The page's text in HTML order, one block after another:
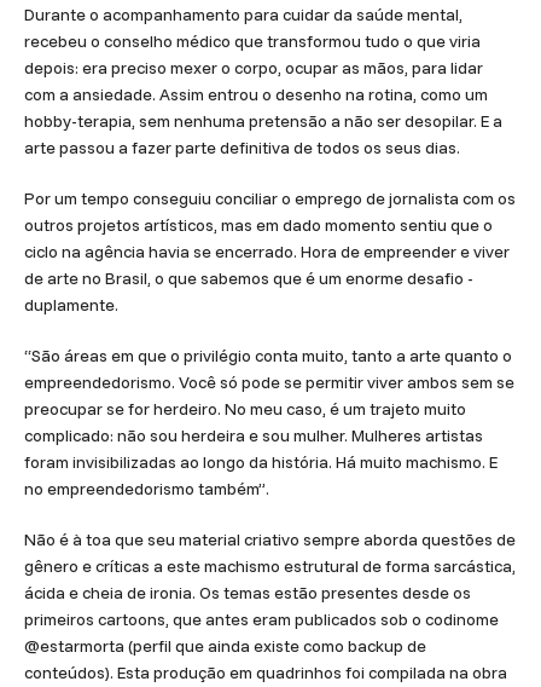
Durante o acompanhamento para cuidar da saúde mental,
recebeu o conselho médico que transformou tudo o que viria
depois: era preciso mexer o corpo, ocupar as mãos, para lidar
com a ansiedade. Assim entrou o desenho na rotina, como um
hobby-terapia, sem nenhuma pretensão a não ser desopilar. E a
arte passou a fazer parte definitiva de todos os seus dias.
Por um tempo conseguiu conciliar o emprego de jornalista com os
outros projetos artísticos, mas em dado momento sentiu que o
ciclo na agência havia se encerrado. Hora de empreender e viver
de arte no Brasil, o que sabemos que é um enorme desafio -
duplamente.
“São áreas em que o privilégio conta muito, tanto a arte quanto o
empreendedorismo. Você só pode se permitir viver ambos sem se
preocupar se for herdeiro. No meu caso, é um trajeto muito
complicado: não sou herdeira e sou mulher. Mulheres artistas
foram invisibilizadas ao longo da história. Há muito machismo. E
no empreendedorismo também”.
Não é à toa que seu material criativo sempre aborda questões de
gênero e críticas a este machismo estrutural de forma sarcástica,
ácida e cheia de ironia. Os temas estão presentes desde os
primeiros cartoons, que antes eram publicados sob o codinome
@estarmorta (perfil que ainda existe como backup de
conteúdos). Esta produção em quadrinhos foi compilada na obra